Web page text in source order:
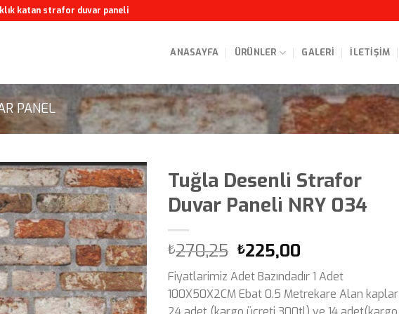
katan strafor duvar paneli
ANASAYFA ÜRÜNLER GALERI İLETIŞIM
PANEL
Tuğla Desenli Strafor
Duvar Paneli NRY 034
₺270,25 Orijinal
fiyat:
₺270,25.
₺225,00
andaki
fiyat:
₺225,00.
Fiyatlarimiz Adet Bazındadır 1 Adet
100X50X2CM Ebat 0.5 Metrekare Alan kaplar